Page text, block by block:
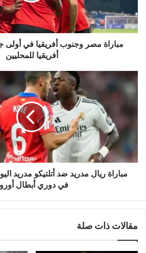
جولات
تصفيات
أمم
أفريقيامباراة مصر وجنوب أفريقيا في أولى
أفريقيا للمحليين
مباراة
ريال
مدريد
مدريد
التشكيل
الرسمي
مباراة ريال مدريد ضد أتلتيكو مدريد
في دوري أبطال
مقالات ذات صلة